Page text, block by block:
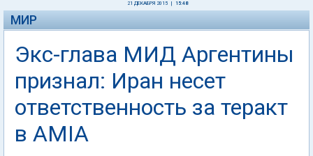
21 ДЕКАБРЯ 2015 15:48
МИР
Экс-глава МИД Аргентины
признал: Иран несет
ответственность за теракт
в AMIA